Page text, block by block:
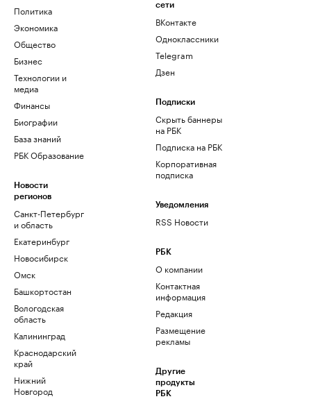
Политика
Экономика
Общество
Бизнес
Технологии и
медиа
Финансы
Биографии
База знаний
РБК Образование
Новости
регионов
Санкт-Петербург
и область
Екатеринбург
Новосибирск
Омск
Башкортостан
Вологодская
область
Калининград
Краснодарский
край
Нижний
Новгород
сети
ВКонтакте
Одноклассники
Telegram
Дзен
Подписки
Скрыть баннеры
на РБК
Подписка на РБК
Корпоративная
подписка
Уведомления
RSS Новости
РБК
О компании
Контактная
информация
Редакция
Размещение
рекламы
Другие
продукты
РБК